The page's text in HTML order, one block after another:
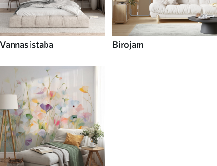
Vannas istaba Birojam